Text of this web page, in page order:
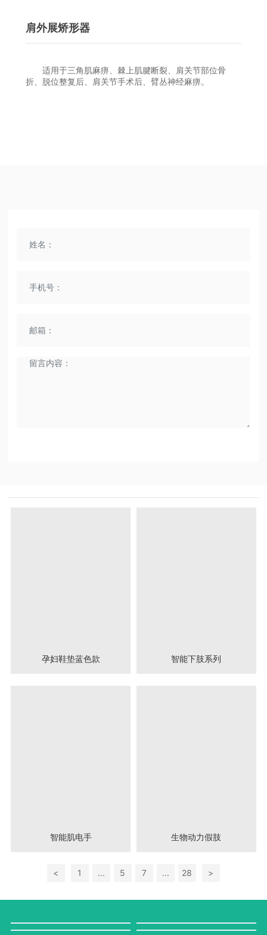
肩外展矫形器
适用于三角肌麻痹、棘上肌腱断裂、肩关节部位骨
折、脱位整复后、肩关节手术后、臂丛神经麻痹。
孕妇鞋垫蓝色款 智能下肢系列
智能肌电手 生物动力假肢
< 1 ... 5 7 ... 28 >